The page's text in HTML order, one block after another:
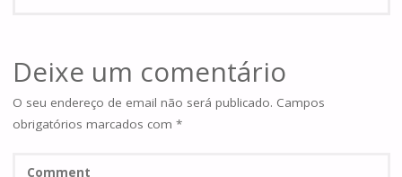
Deixe um comentário
O seu endereço de email não será publicado. Campos
obrigatórios marcados com *